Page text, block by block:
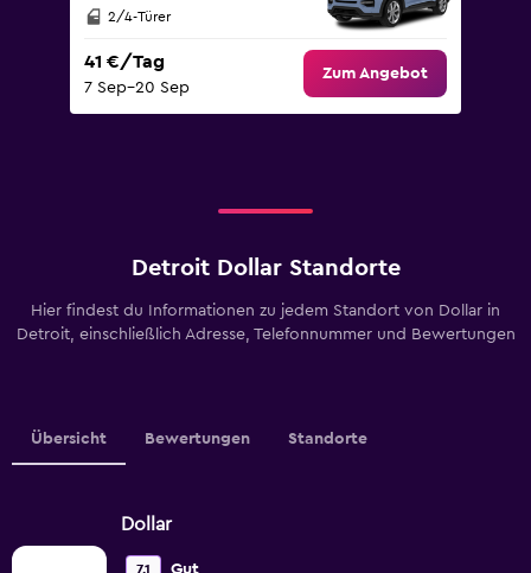
2/4-Türer
41 €/Tag
7 Sep–20 Sep
Zum Angebot
Detroit Dollar Standorte
Hier findest du Informationen zu jedem Standort von Dollar in
Detroit, einschließlich Adresse, Telefonnummer und Bewertungen
Übersicht Bewertungen Standorte
Dollar
7,1 Gut